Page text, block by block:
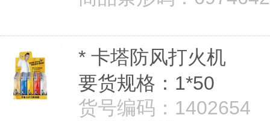
* 卡塔防风打火机
要货规格：1*50
货号编码：1402654